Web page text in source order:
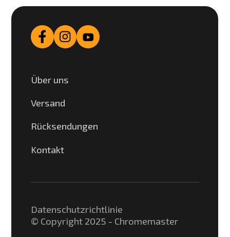
Über uns
Versand
Rücksendungen
Kontakt
© Copyright 2025 - Chromemaster
Datenschutzrichtlinie